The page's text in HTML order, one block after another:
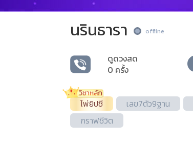
นรินธารา offline
ดูดวงสด
0 ครั้ง
ไพ่ยิปซี เลข7ตัว9ฐาน
กราฟชีวิต